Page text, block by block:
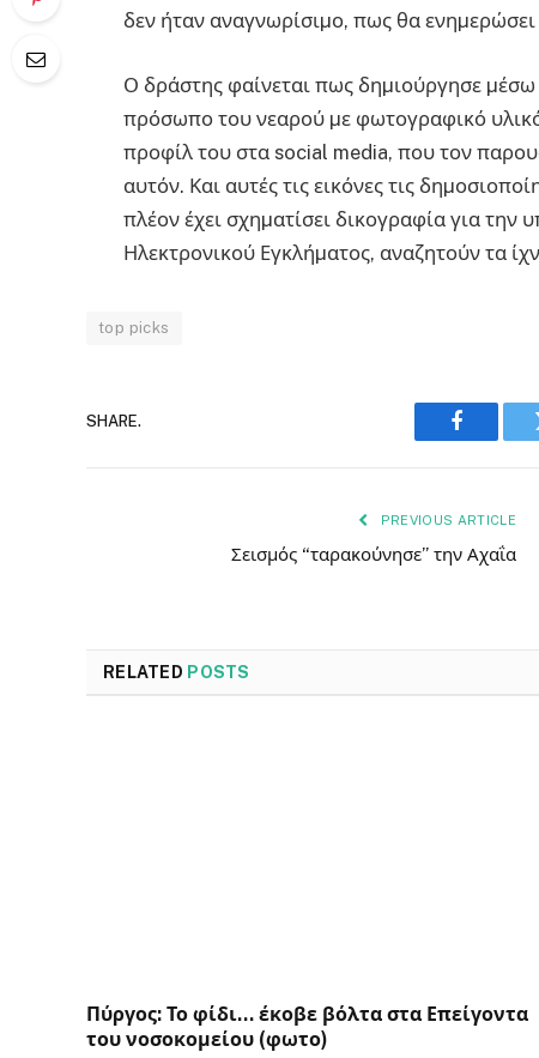
δεν ήταν αναγνωρίσιµο, πως θα
Ο δράστης φαίνεται πως δηµιούργησε
πρόσωπο του νεαρού µε φωτογραφικό
προφίλ του στα social media, που τον
αυτόν. Και αυτές τις εικόνες τις
πλέον έχει σχηµατίσει δικογραφία για
Ηλεκτρονικού Εγκλήµατος, αναζητούν τα
top picks
SHARE.
Facebook
PREVIOUS ARTICLE
Σεισμός “ταρακούνησε” την Αχαΐα
RELATED POSTS
Πύργος: Το φίδι… έκοβε βόλτα στα Επείγοντα
του νοσοκομείου (φωτο)